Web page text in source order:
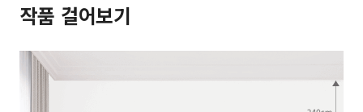
작품 걸어보기